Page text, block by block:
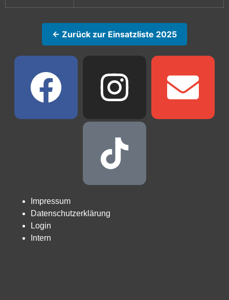
← Zurück zur Einsatzliste 2025
Impressum
Datenschutzerklärung
Login
Intern